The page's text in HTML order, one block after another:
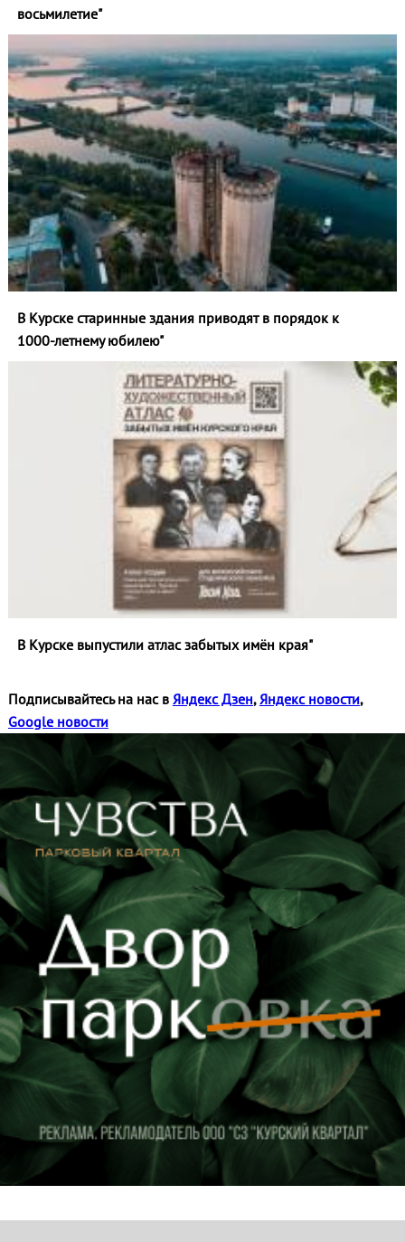
восьмилетие"
В Курске старинные здания приводят в порядок к
1000‑летнему юбилею"
В Курске выпустили атлас забытых имён края"
Подписывайтесь на нас в Яндекс Дзен, Яндекс новости,
Google новости